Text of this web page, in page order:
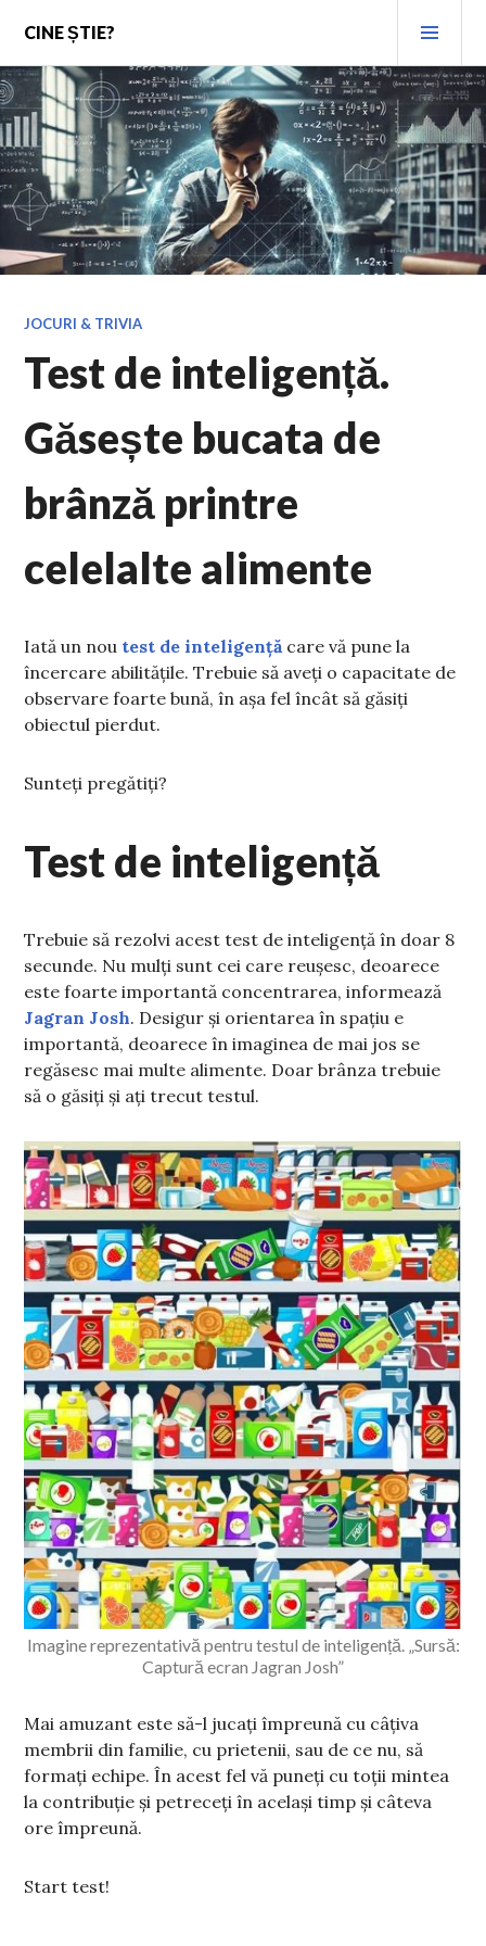
content
CINE ȘTIE?
JOCURI & TRIVIA
Test de inteligență.
Găsește bucata de
brânză printre
celelalte alimente
Iată un nou test de inteligențăcare vă pune la
încercare abilitățile. Trebuie să aveți o capacitate de
observare foarte bună, în așa fel încât să găsiți
obiectul pierdut.
Sunteți pregătiți?
Test de inteligență
Trebuie să rezolvi acest test de inteligență în doar 8
secunde. Nu mulți sunt cei care reușesc, deoarece
este foarte importantă concentrarea, informează
Jagran Josh. Desigur și orientarea în spațiu e
importantă, deoarece în imaginea de mai jos se
regăsesc mai multe alimente. Doar brânza trebuie
să o găsiți și ați trecut testul.
Imagine reprezentativă pentru testul de inteligență. „Sursă:
Captură ecran Jagran Josh”
Mai amuzant este să-l jucați împreună cu câțiva
membrii din familie, cu prietenii, sau de ce nu, să
formați echipe. În acest fel vă puneți cu toții mintea
la contribuție și petreceți în același timp și câteva
ore împreună.
Start test!